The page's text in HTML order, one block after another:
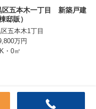
区五本木一丁目 新築戸建
邸販）
区五本木1丁目
万円
・0㎡